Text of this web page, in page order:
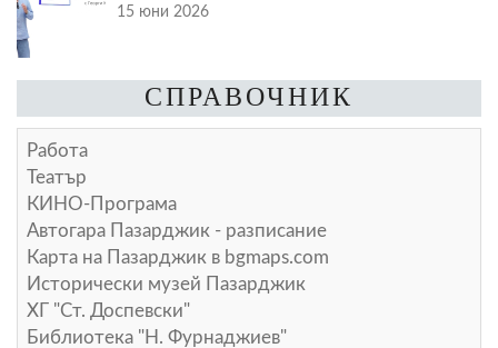
15 юни 2026
СПРАВОЧНИК
Работа
Театър
КИНО-Програма
Автогара Пазарджик - разписание
Карта на Пазарджик в bgmaps.com
Исторически музей Пазарджик
ХГ "Ст. Доспевски"
Библиотека "Н. Фурнаджиев"